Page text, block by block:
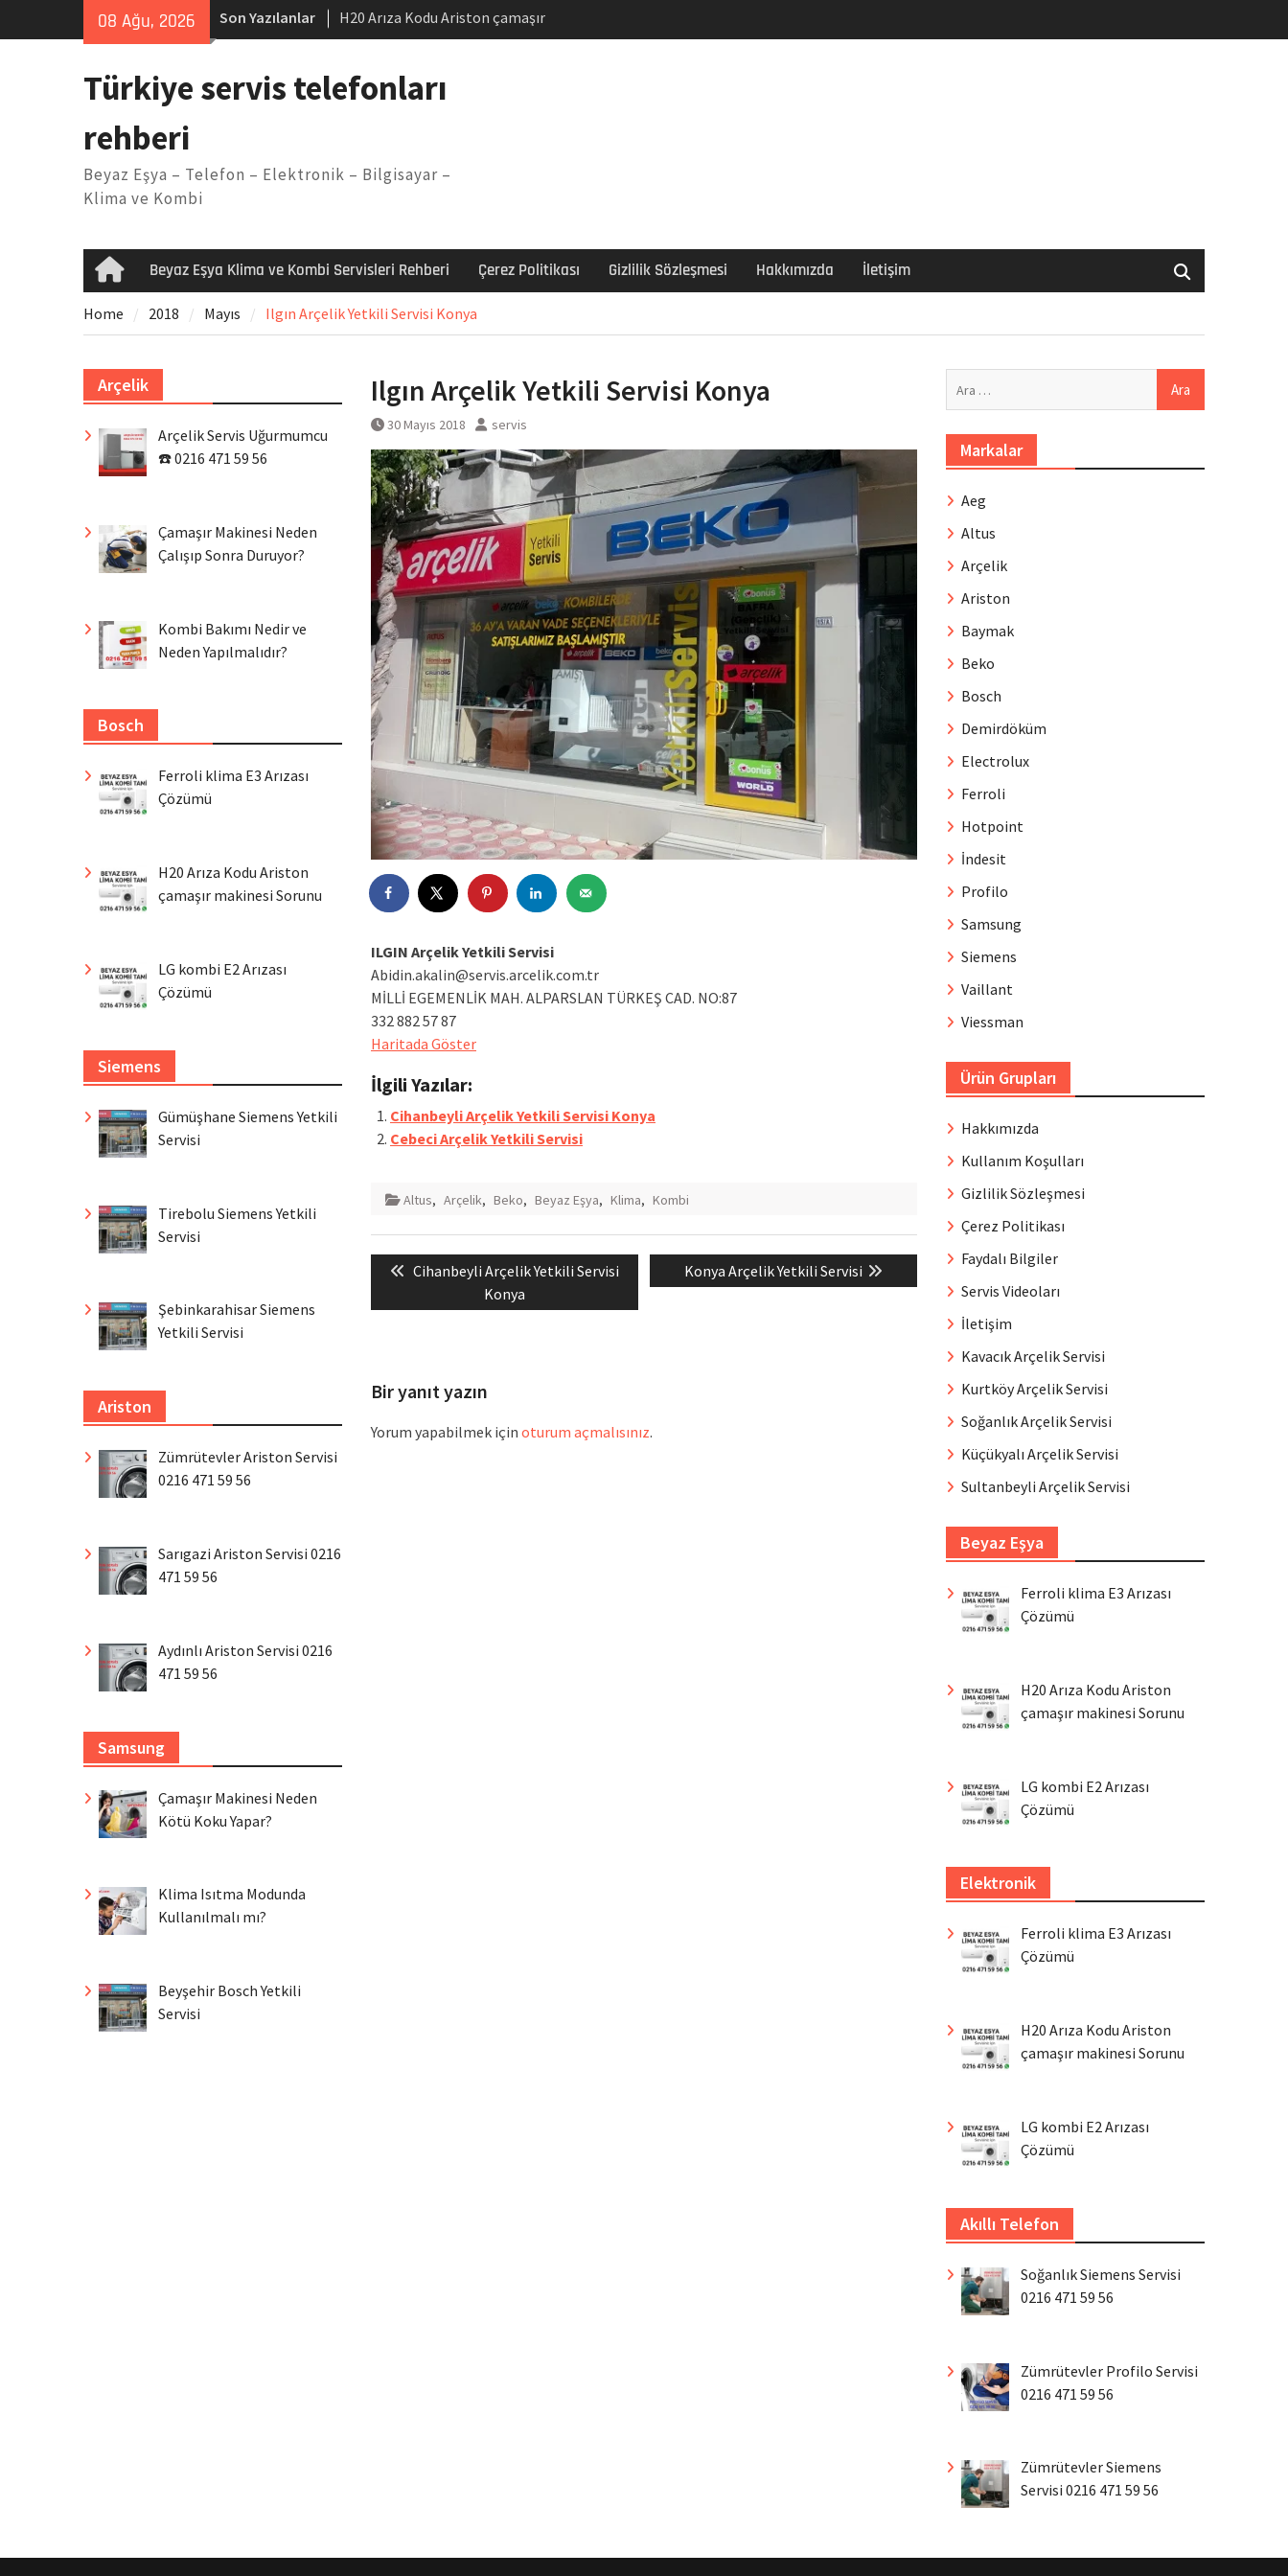
08 Ağu, 2026 Son Yazılanlar
H20 Arıza Kodu Ariston çamaşır
makinesi Sorunu
Arçelik buzdolabı F5 Hatası Çözüm
Ferroli klima E3 Arızası Çözümü
Türkiye servis telefonları
rehberi
Beyaz Eşya – Telefon – Elektronik – Bilgisayar –
Klima ve Kombi
HomeBeyaz Eşya Klima ve Kombi Servisleri Rehberi Çerez Politikası Gizlilik Sözleşmesi Hakkımızda İletişim
Home 2018 Mayıs Ilgın Arçelik Yetkili Servisi Konya
Ilgın Arçelik Yetkili Servisi Konya
30 Mayıs 2018 servis
ILGIN Arçelik Yetkili Servisi
Abidin.akalin@servis.arcelik.com.tr
MİLLİ EGEMENLİK MAH. ALPARSLAN TÜRKEŞ CAD. NO:87
332 882 57 87
Haritada Göster
İlgili Yazılar:
Cihanbeyli Arçelik Yetkili Servisi Konya
Cebeci Arçelik Yetkili Servisi
Altus, Arçelik, Beko, Beyaz Eşya, Klima, Kombi
Yazı
gezinmesi
Previous
Cihanbeyli Arçelik Yetkili Servisi
Konya
Next
post:
Konya Arçelik Yetkili Servisi
Bir yanıt yazın
Yorum yapabilmek için oturum açmalısınız.
Markalar
Aeg
Altus
Arçelik
Ariston
Baymak
Beko
Bosch
Demirdöküm
Electrolux
Ferroli
Hotpoint
İndesit
Profilo
Samsung
Siemens
Vaillant
Viessman
Ürün Grupları
Hakkımızda
Kullanım Koşulları
Gizlilik Sözleşmesi
Çerez Politikası
Faydalı Bilgiler
Servis Videoları
İletişim
Kavacık Arçelik Servisi
Kurtköy Arçelik Servisi
Soğanlık Arçelik Servisi
Küçükyalı Arçelik Servisi
Sultanbeyli Arçelik Servisi
Beyaz Eşya
Ferroli klima E3 Arızası
Çözümü
H20 Arıza Kodu Ariston
çamaşır makinesi Sorunu
LG kombi E2 Arızası
Çözümü
Elektronik
Ferroli klima E3 Arızası
Çözümü
H20 Arıza Kodu Ariston
çamaşır makinesi Sorunu
LG kombi E2 Arızası
Çözümü
Akıllı Telefon
Soğanlık Siemens Servisi
0216 471 59 56
Zümrütevler Profilo Servisi
0216 471 59 56
Zümrütevler Siemens
Servisi 0216 471 59 56
Arçelik
Arçelik Servis Uğurmumcu
☎️ 0216 471 59 56
Çamaşır Makinesi Neden
Çalışıp Sonra Duruyor?
Kombi Bakımı Nedir ve
Neden Yapılmalıdır?
Bosch
Ferroli klima E3 Arızası
Çözümü
H20 Arıza Kodu Ariston
çamaşır makinesi Sorunu
LG kombi E2 Arızası
Çözümü
Siemens
Gümüşhane Siemens Yetkili
Servisi
Tirebolu Siemens Yetkili
Servisi
Şebinkarahisar Siemens
Yetkili Servisi
Ariston
Zümrütevler Ariston Servisi
0216 471 59 56
Sarıgazi Ariston Servisi 0216
471 59 56
Aydınlı Ariston Servisi 0216
471 59 56
Samsung
Çamaşır Makinesi Neden
Kötü Koku Yapar?
Klima Isıtma Modunda
Kullanılmalı mı?
Beyşehir Bosch Yetkili
Servisi